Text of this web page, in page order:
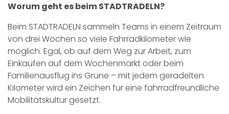
Worum geht es beim STADTRADELN?
Beim STADTRADELN sammeln Teams in einem Zeitraum
von drei Wochen so viele Fahrradkilometer wie
möglich. Egal, ob auf dem Weg zur Arbeit, zum
Einkaufen auf dem Wochenmarkt oder beim
Familienausflug ins Grüne – mit jedem geradelten
Kilometer wird ein Zeichen für eine fahrradfreundliche
Mobilitätskultur gesetzt.